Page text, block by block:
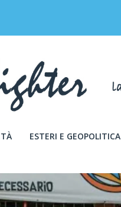
ESTERI E GEOPOLITICA